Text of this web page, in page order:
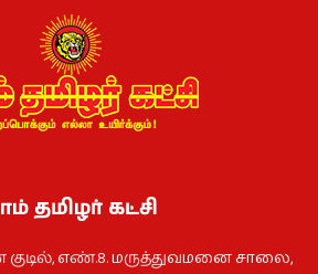
தமிழர் கட்சி
எண்.8. மருத்துவமனை சாலை,